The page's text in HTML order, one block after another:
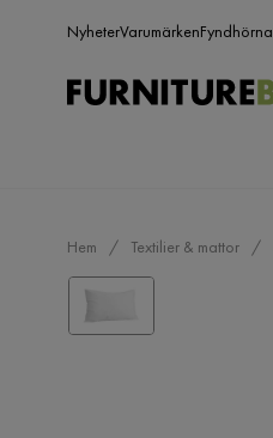
NyheterVarumärkenFyndhörna
Hem Textilier & mattor